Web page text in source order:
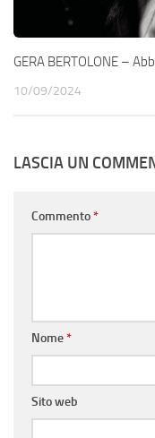
GERA BERTOLONE –
10/09/2024
LASCIA UN
Commento*
Nome*
Sito web